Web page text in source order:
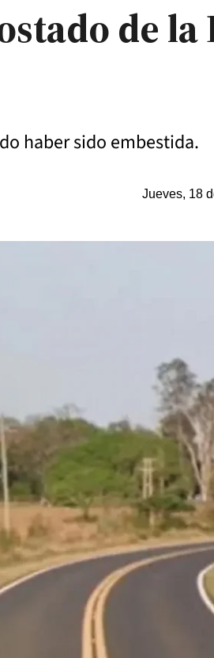
de la
haber sido embestida.
Jueves, 18